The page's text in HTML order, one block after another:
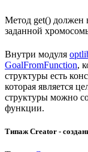
Метод get() должен
заданной
Внутри модуля
GoalFromFunction,
структуры есть
которая является
структуры можно
функции.
Типаж Creator -